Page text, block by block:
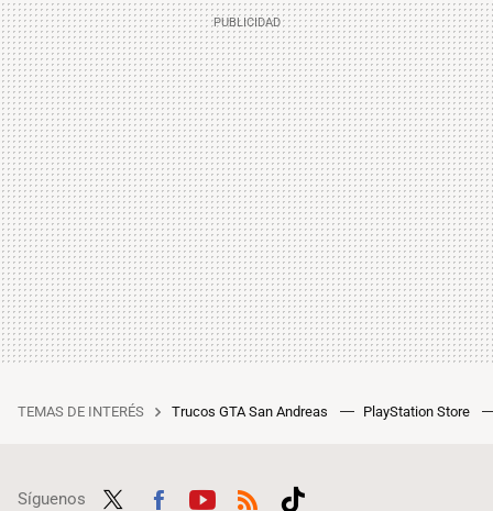
TEMAS DE INTERÉS Trucos GTA San Andreas PlayStation Store
Síguenos